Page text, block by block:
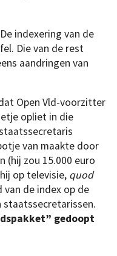
indexering van de
Die van de rest
aandringen van
Open Vld-voorzitter
opliet in die
van maakte door
(hij zou 15.000 euro
op televisie, quod
van de index op de
staatssecretarissen.
gedoopt